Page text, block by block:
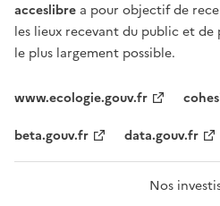
acceslibre a pour objectif de
les lieux recevant du public et
le plus largement possible.
www.ecologie.gouv.fr
beta.gouv.fr
data.gouv.fr
Nos